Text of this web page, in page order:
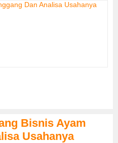
Bisnis Ayam
Usahanya